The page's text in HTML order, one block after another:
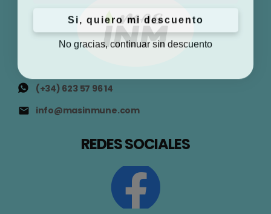
(+34) 623 57 96 14
info@masinmune.com
REDES SOCIALES
Si, quiero mi descuento
No gracias, continuar sin descuento